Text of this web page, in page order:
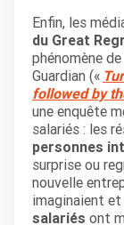
Enfin, les
du Great
phénomène
Guardian («
followed by
une enquête
salariés : les
personnes
surprise ou
nouvelle
imaginaient et
salariés ont